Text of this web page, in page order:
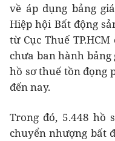
về áp dụng bảng
Hiệp hội Bất động
từ Cục Thuế
chưa ban hành
hồ sơ thuế tồn đọng
đến nay.
Trong đó, 5.448 hồ
chuyển nhượng bất